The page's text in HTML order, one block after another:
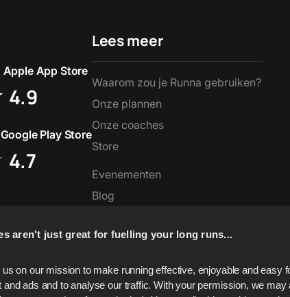
aren't just great for fuelling your long runs...
us on our mission to make running effective, enjoyable and
and ads and to analyse our traffic. With your permission, we
Apple App Store
4.9
Google Play Store
4.7
Lees meer
Waarom zou je Runna gebruiken?
Onze plannen
Onze coaches
Store
Evenementen
Blog
Ondersteuning